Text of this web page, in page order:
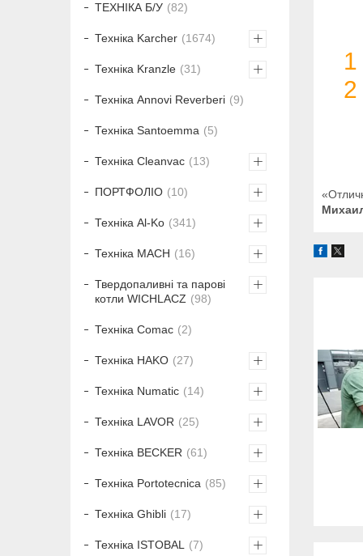
1
2
ТЕХНІКА Б/У 82
Техніка Karcher 1674
Техніка Kranzle 31
Техніка Annovi Reverberi 9
Техніка Santoemma 5
Техніка Cleanvac 13
ПОРТФОЛІО 10
Техніка Al-Ko 341
Техніка MACH 16
Твердопаливні та парові
котли WICHLACZ
98
Техніка Comac 2
Техніка HAKO 27
Техніка Numatic 14
Техніка LAVOR 25
Техніка BECKER 61
Техніка Portotecnica 85
Техніка Ghibli 17
Техніка ISTOBAL 7